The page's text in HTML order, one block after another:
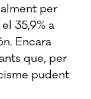
per
35,9% a
Encara
que, per
pudent